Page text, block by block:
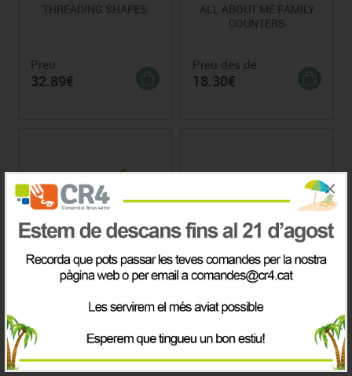
×
THREADING SHAPES
Preu
32.89€
ALL ABOUT ME FAMILY
COUNTERS
Preu des de
18.30€
Balança Numèrica. Caixa
29.94€
GERRA DE MESURA 5
PECES
Preu
12.79€